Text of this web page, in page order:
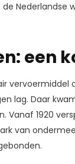
een
vervoermiddel
lag. Daar
1920
van